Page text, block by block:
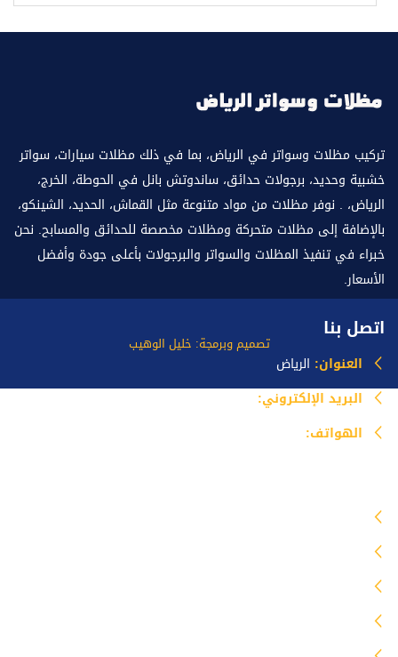
تركيب مظلات وسواتر في الرياض، بما في ذلك مظلات سيارات، سواتر
خشبية وحديد، برجولات حدائق، ساندوتش بانل في الحوطة، الخرج،
الرياض، . نوفر مظلات من مواد متنوعة مثل القماش، الحديد، الشينكو،
بالإضافة إلى مظلات متحركة ومظلات مخصصة للحدائق والمسابح. نحن
خبراء في تنفيذ المظلات والسواتر والبرجولات بأعلى جودة وأفضل
الأسعار.
اتصل بنا
العنوان: الرياض
البريد الإلكتروني:
الهواتف:
تصميم وبرمجة: خليل الوهيب